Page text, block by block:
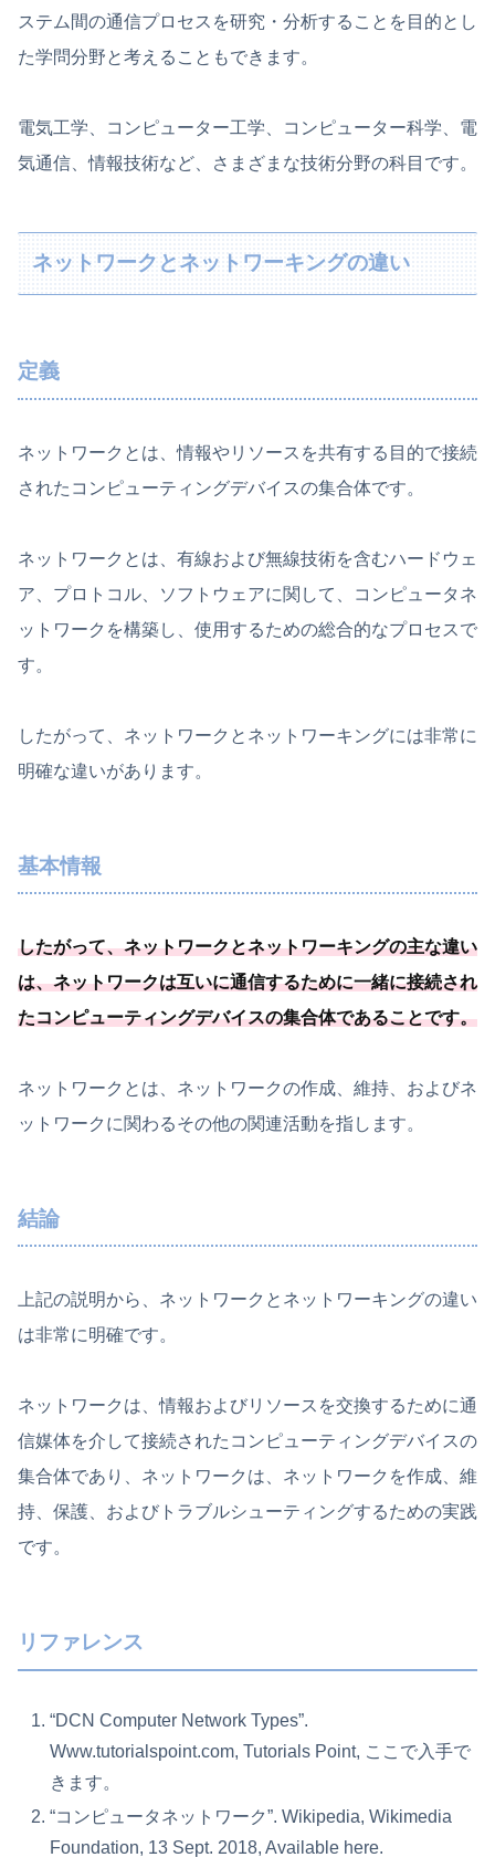
ステム間の通信プロセスを研究・分析することを目的とし
た学問分野と考えることもできます。
電気工学、コンピューター工学、コンピューター科学、電
気通信、情報技術など、さまざまな技術分野の科目です。
ネットワークとネットワーキングの違い
定義
ネットワークとは、情報やリソースを共有する目的で接続
されたコンピューティングデバイスの集合体です。
ネットワークとは、有線および無線技術を含むハードウェ
ア、プロトコル、ソフトウェアに関して、コンピュータネ
ットワークを構築し、使用するための総合的なプロセスで
す。
したがって、ネットワークとネットワーキングには非常に
明確な違いがあります。
基本情報
したがって、ネットワークとネットワーキングの主な違い
は、ネットワークは互いに通信するために一緒に接続され
たコンピューティングデバイスの集合体であることです。
ネットワークとは、ネットワークの作成、維持、およびネ
ットワークに関わるその他の関連活動を指します。
結論
上記の説明から、ネットワークとネットワーキングの違い
は非常に明確です。
ネットワークは、情報およびリソースを交換するために通
信媒体を介して接続されたコンピューティングデバイスの
集合体であり、ネットワークは、ネットワークを作成、維
持、保護、およびトラブルシューティングするための実践
です。
リファレンス
“DCN Computer Network Types”.
Www.tutorialspoint.com, Tutorials Point, ここで入手で
きます。
“コンピュータネットワーク”. Wikipedia, Wikimedia
Foundation, 13 Sept. 2018, Available here.